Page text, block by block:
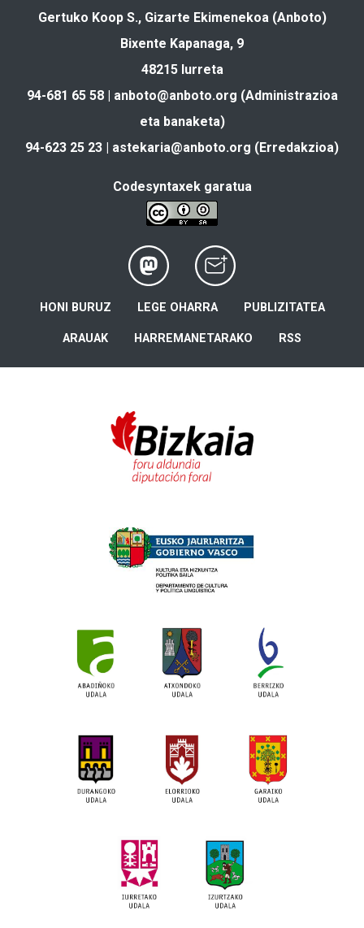
Gertuko Koop S., Gizarte Ekimenekoa (Anboto)
Bixente Kapanaga, 9
48215 Iurreta
94-681 65 58 | anboto@anboto.org (Administrazioa
eta banaketa)
94-623 25 23 | astekaria@anboto.org (Erredakzioa)
Codesyntaxek garatua
HONI BURUZ LEGE OHARRA PUBLIZITATEA
ARAUAK HARREMANETARAKO RSS